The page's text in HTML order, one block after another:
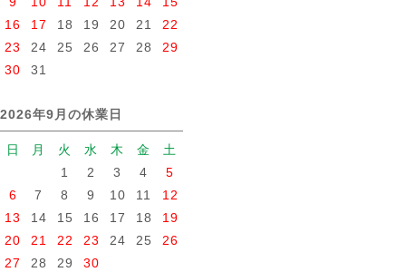
16
17 18 19 20 21
22
23
24 25 26 27 28
29
30
31
2026年9月の休業日
日 月 火 水 木 金
土
1
2 3 4
5
6
7 8 9 10 11
12
13
14 15 16 17 18
19
20
21 22 23 24 25
26
27
28 29 30